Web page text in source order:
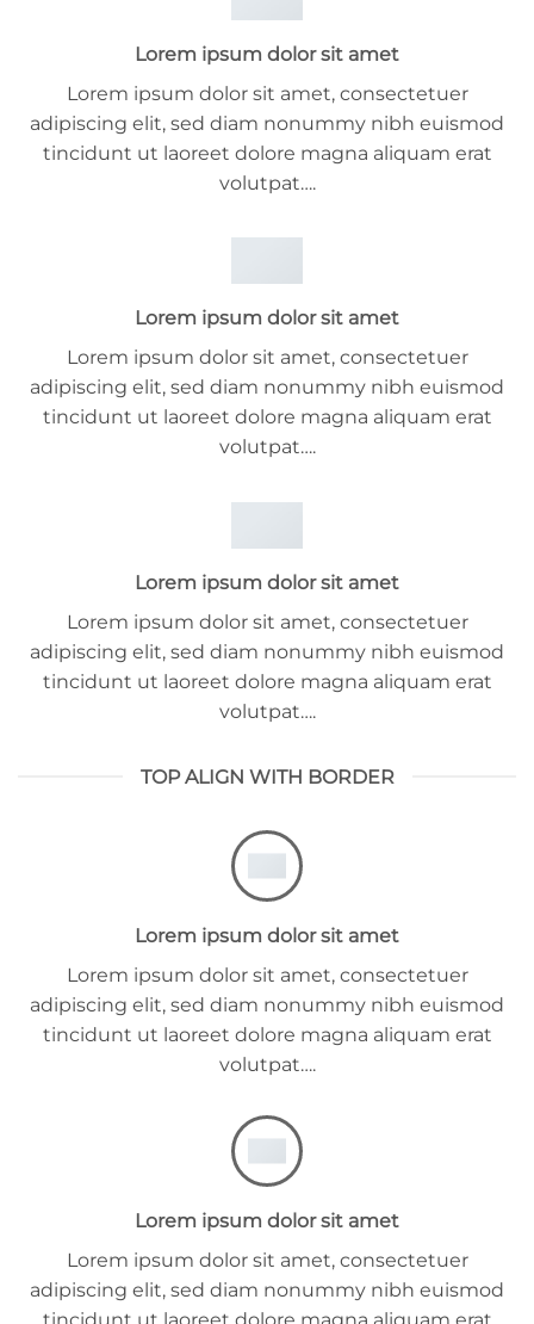
Lorem ipsum dolor sit amet
Lorem ipsum dolor sit amet, consectetuer
adipiscing elit, sed diam nonummy nibh euismod
tincidunt ut laoreet dolore magna aliquam erat
volutpat….
Lorem ipsum dolor sit amet
Lorem ipsum dolor sit amet, consectetuer
adipiscing elit, sed diam nonummy nibh euismod
tincidunt ut laoreet dolore magna aliquam erat
volutpat….
Lorem ipsum dolor sit amet
Lorem ipsum dolor sit amet, consectetuer
adipiscing elit, sed diam nonummy nibh euismod
tincidunt ut laoreet dolore magna aliquam erat
volutpat….
TOP ALIGN WITH BORDER
Lorem ipsum dolor sit amet
Lorem ipsum dolor sit amet, consectetuer
adipiscing elit, sed diam nonummy nibh euismod
tincidunt ut laoreet dolore magna aliquam erat
volutpat….
Lorem ipsum dolor sit amet
Lorem ipsum dolor sit amet, consectetuer
adipiscing elit, sed diam nonummy nibh euismod
tincidunt ut laoreet dolore magna aliquam erat